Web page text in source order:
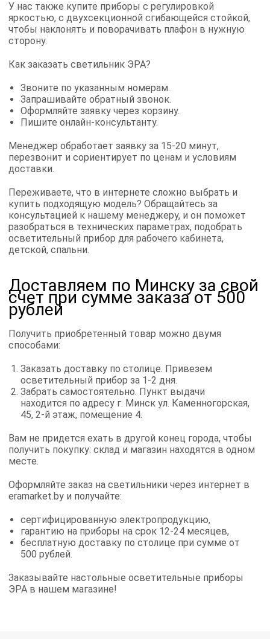
У нас также купите приборы с регулировкой
яркостью, с двухсекционной сгибающейся стойкой,
чтобы наклонять и поворачивать плафон в нужную
сторону.
Как заказать светильник ЭРА?
Звоните по указанным номерам.
Запрашивайте обратный звонок.
Оформляйте заявку через корзину.
Пишите онлайн-консультанту.
Менеджер обработает заявку за 15-20 минут,
перезвонит и сориентирует по ценам и условиям
доставки.
Переживаете, что в интернете сложно выбрать и
купить подходящую модель? Обращайтесь за
консультацией к нашему менеджеру, и он поможет
разобраться в технических параметрах, подобрать
осветительный прибор для рабочего кабинета,
детской, спальни.
Доставляем по Минску за свой
счет при сумме заказа от 500
рублей
Получить приобретенный товар можно двумя
способами:
Заказать доставку по столице. Привезем
осветительный прибор за 1-2 дня.
Забрать самостоятельно. Пункт выдачи
находится по адресу г. Минск ул. Каменногорская,
45, 2-й этаж, помещение 4.
Вам не придется ехать в другой конец города, чтобы
получить покупку: склад и магазин находятся в одном
месте.
Оформляйте заказ на светильники через интернет в
eramarket.by и получайте:
сертифицированную электропродукцию,
гарантию на приборы на срок 12-24 месяцев,
бесплатную доставку по столице при сумме от
500 рублей.
Заказывайте настольные осветительные приборы
ЭРА в нашем магазине!